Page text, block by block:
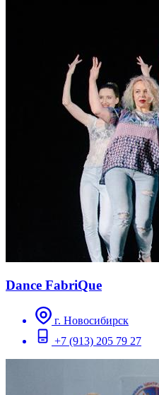
Dance FabriQue
г. Новосибирск
+7 (913) 205 79 27